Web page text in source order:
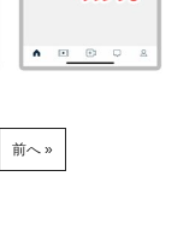
前へ »